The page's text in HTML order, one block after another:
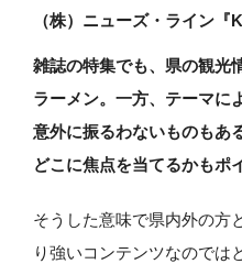
（株）ニューズ・ライン
雑誌の特集でも、県の観光
ラーメン。一方、テーマに
意外に振るわないものもあ
どこに焦点を当てるかもポ
そうした意味で県内外の方
り強いコンテンツなのでは